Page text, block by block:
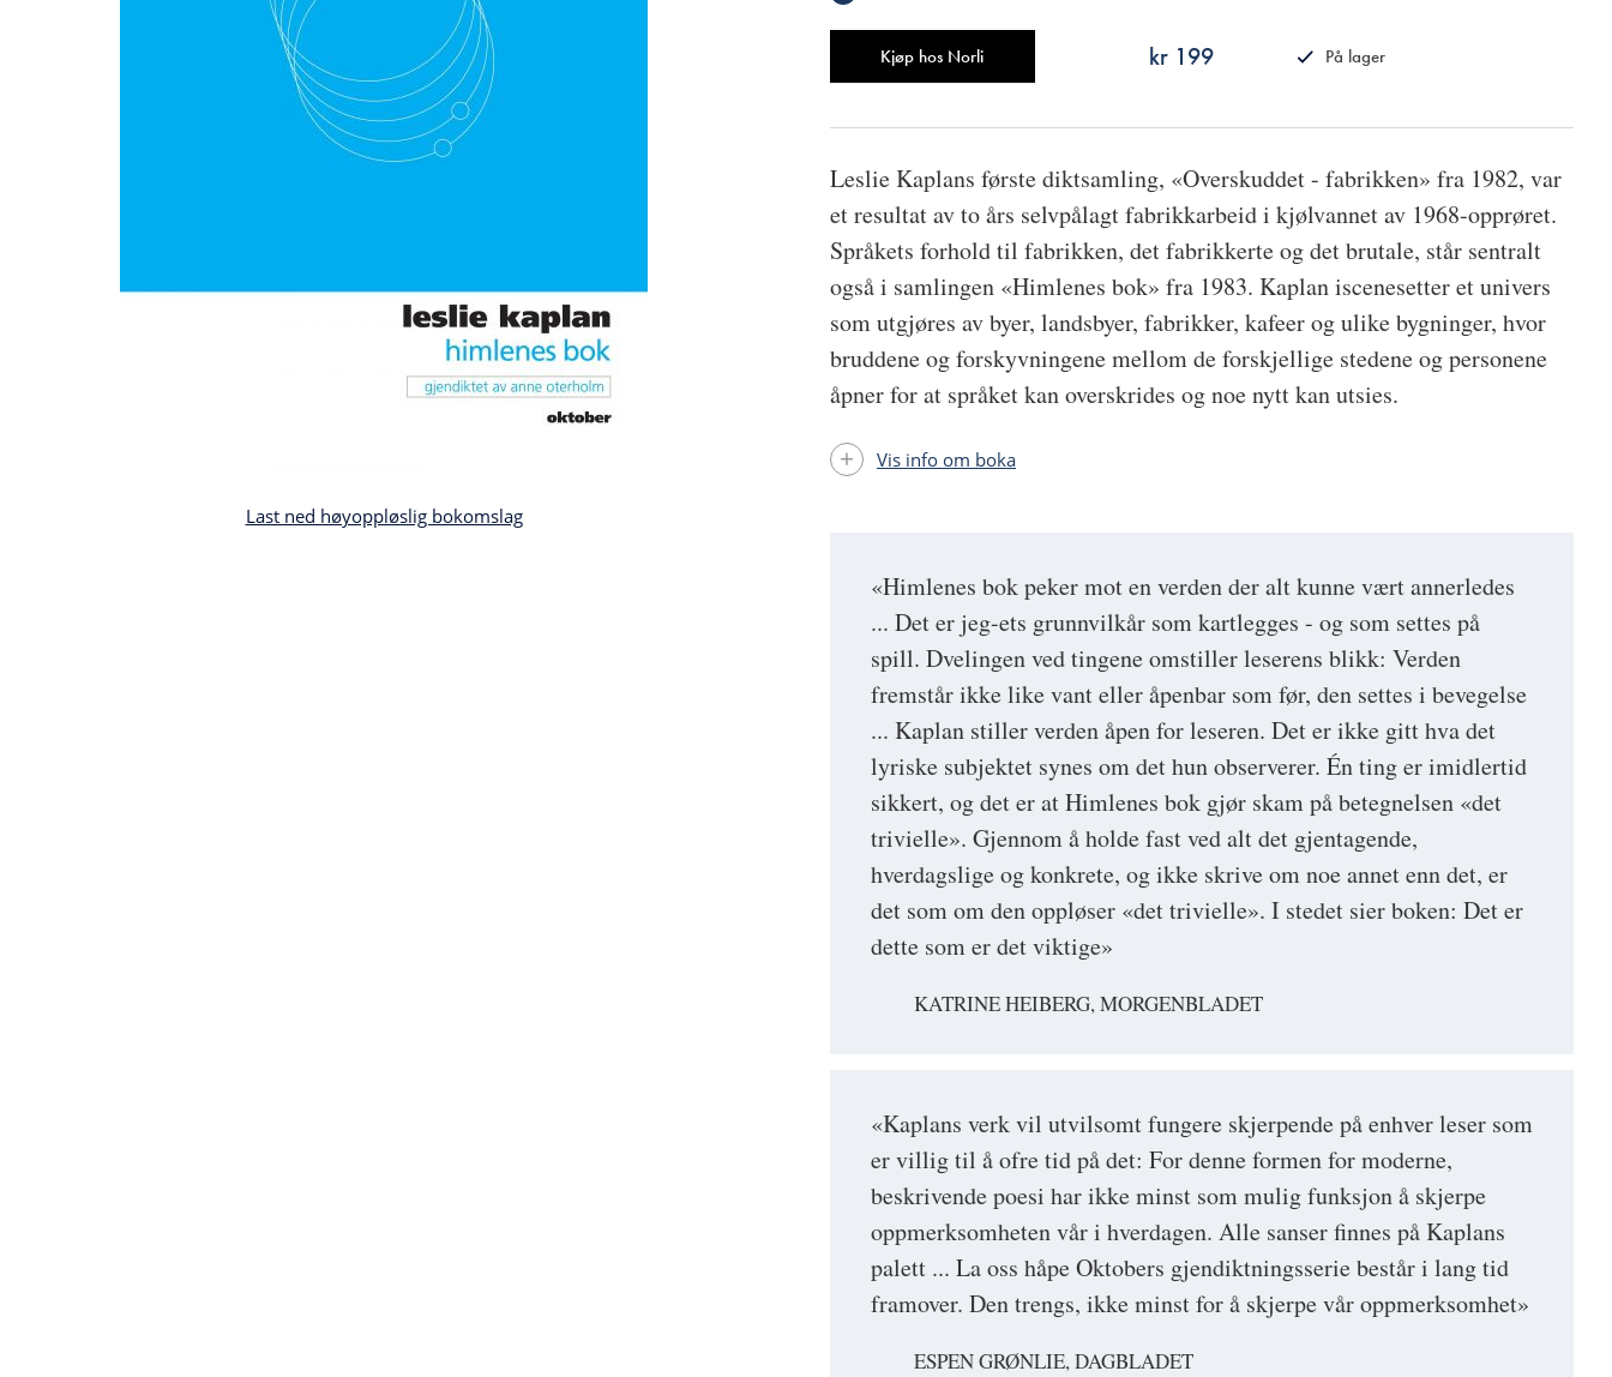
Last ned høyoppløslig bokomslag
Kjøp hos Norli kr 199
På lager
«Himlenes bok peker mot en verden der alt kunne vært annerledes
... Det er jeg-ets grunnvilkår som kartlegges - og som settes på
spill. Dvelingen ved tingene omstiller leserens blikk: Verden
fremstår ikke like vant eller åpenbar som før, den settes i bevegelse
... Kaplan stiller verden åpen for leseren. Det er ikke gitt hva det
lyriske subjektet synes om det hun observerer. Én ting er imidlertid
sikkert, og det er at Himlenes bok gjør skam på betegnelsen «det
trivielle». Gjennom å holde fast ved alt det gjentagende,
hverdagslige og konkrete, og ikke skrive om noe annet enn det, er
det som om den oppløser «det trivielle». I stedet sier boken: Det er
dette som er det viktige»
KATRINE HEIBERG, MORGENBLADET
«Kaplans verk vil utvilsomt fungere skjerpende på enhver leser som
er villig til å ofre tid på det: For denne formen for moderne,
beskrivende poesi har ikke minst som mulig funksjon å skjerpe
oppmerksomheten vår i hverdagen. Alle sanser finnes på Kaplans
palett ... La oss håpe Oktobers gjendiktningsserie består i lang tid
framover. Den trengs, ikke minst for å skjerpe vår oppmerksomhet»
ESPEN GRØNLIE, DAGBLADET
Leslie Kaplans første diktsamling, «Overskuddet - fabrikken» fra 1982, var
et resultat av to års selvpålagt fabrikkarbeid i kjølvannet av 1968-opprøret.
Språkets forhold til fabrikken, det fabrikkerte og det brutale, står sentralt
også i samlingen «Himlenes bok» fra 1983. Kaplan iscenesetter et univers
som utgjøres av byer, landsbyer, fabrikker, kafeer og ulike bygninger, hvor
bruddene og forskyvningene mellom de forskjellige stedene og personene
åpner for at språket kan overskrides og noe nytt kan utsies.
Vis info om boka